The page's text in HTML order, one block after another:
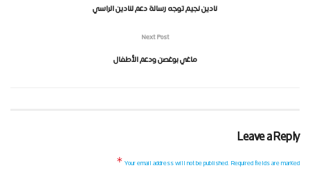
نادين نجيم توجه رسالة دعم لنادين الراسي
Next Post
ماغي بوغصن ودعم الأطفال
Leave a Reply
Your email address will not be published.Required fields are marked
*